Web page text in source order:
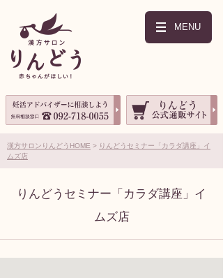
MENU
漢方サロンりんどうHOME
りんどうセミナー「カラダ講座」イ
ムズ店
りんどうセミナー「カラダ講座」イ
ムズ店